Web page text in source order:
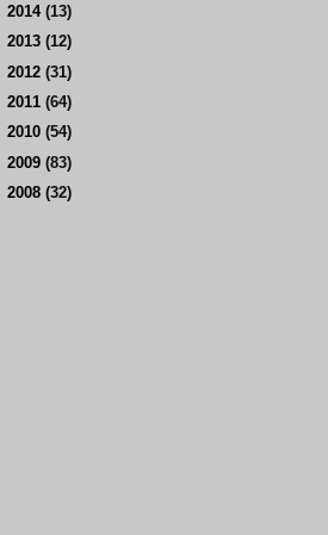
2014 (13)
2013 (12)
2012 (31)
2011 (64)
2010 (54)
2009 (83)
2008 (32)